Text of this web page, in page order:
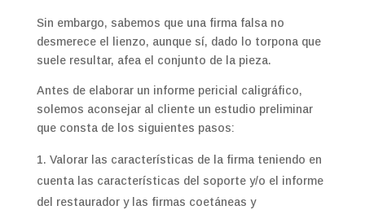
Sin embargo, sabemos que una firma falsa no
desmerece el lienzo, aunque sí, dado lo torpona que
suele resultar, afea el conjunto de la pieza.
Antes de elaborar un informe pericial caligráfico,
solemos aconsejar al cliente un estudio preliminar
que consta de los siguientes pasos:
Valorar las características de la firma teniendo en
cuenta las características del soporte y/o el informe
del restaurador y las firmas coetáneas y